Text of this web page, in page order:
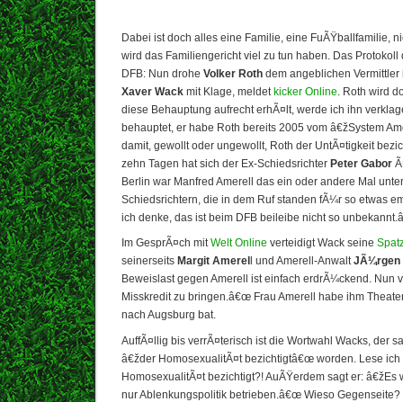
Dabei ist doch alles eine Familie, eine FuÃŸballfamilie,
wird das Familiengericht viel zu tun haben. Das
DFB: Nun drohe Volker Roth dem angeblichen
Xaver Wack mit Klage, meldet kicker Online. Roth wird
diese Behauptung aufrecht erhÃ¤lt, werde ich ihn
behauptet, er habe Roth bereits 2005 vom â€žSystem
damit, gewollt oder ungewollt, Roth der UntÃ¤tigkeit
zehn Tagen hat sich der Ex-Schiedsrichter Peter Gabor
Berlin war Manfred Amerell das ein oder andere Mal
Schiedsrichtern, die in dem Ruf standen fÃ¼r so etwas
ich denke, das ist beim DFB beileibe nicht so
Im GesprÃ¤ch mitWelt Online verteidigt Wack seine
seinerseits Margit Amerel l und Amerell-AnwaltJÃ¼rgen
Beweislast gegen Amerell ist einfach erdrÃ¼ckend. Nun
Misskredit zu bringen.â€œ Frau Amerell habe ihm
nach Augsburg bat.
AuffÃ¤llig bis verrÃ¤terisch ist die Wortwahl Wacks, der
â€žder HomosexualitÃ¤t bezichtigtâ€œ worden. Lese ich
HomosexualitÃ¤t bezichtigt?! AuÃŸerdem sagt er: â€žEs
nur Ablenkungspolitik betrieben.â€œ Wieso Gegenseite?